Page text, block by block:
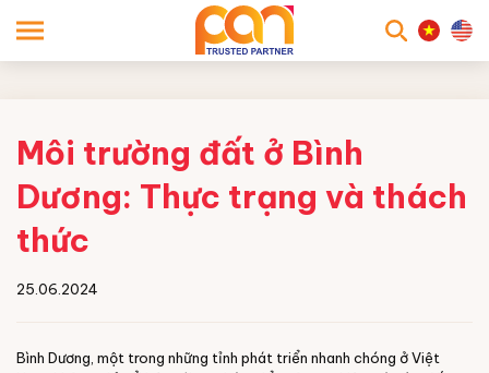
Môi trường đất ở Bình
Dương: Thực trạng và thách
thức
25.06.2024
Bình Dương, một trong những tỉnh phát triển nhanh chóng ở Việt